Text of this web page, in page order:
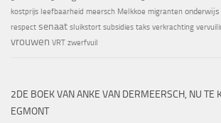
kostprijs leefbaarheid meersch Melkkoe migranten onderwijs
respect senaat sluikstort subsidies taks verkrachting
vrouwen VRT zwerfvuil
2DE BOEK VAN ANKE VAN DERMEERSCH, NU TE
EGMONT